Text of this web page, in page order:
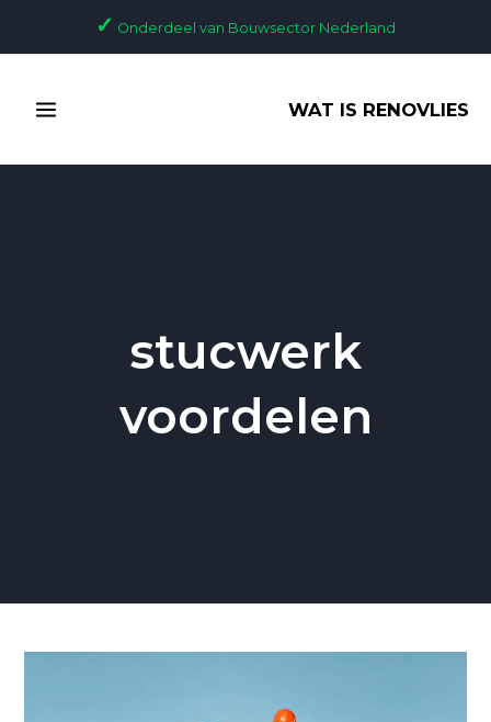
✓ Onderdeel van Bouwsector Nederland
MENU
WAT IS RENOVLIES
stucwerk
voordelen